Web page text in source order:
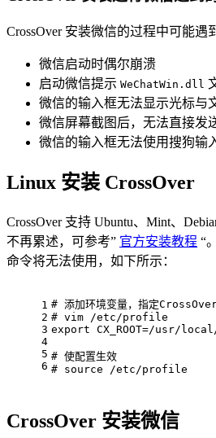
CrossOver 安装微信的过程中可能
微信启动时偶尔崩溃
启动微信提示 WeChatWin.dll
微信的输入框无法显示光标与
微信屏幕截图后，无法直接发
微信的输入框无法使用搜狗输
Linux 安装 CrossOver
CrossOver 支持 Ubuntu、Mint、
不再累述，可参考” 官方安装教程 “
命令将无法使用，如下所示：
1
2
3
4
5
6
# 添加环境变量，指定
# vim /etc/profile
export CX_ROOT=/usr/ local
# 使配置生效
# source /etc/profile
CrossOver 安装微信